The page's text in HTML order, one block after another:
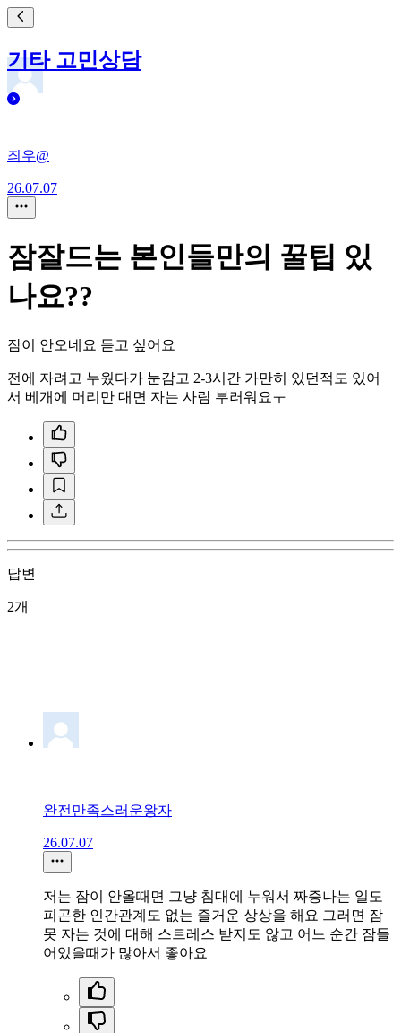
기타 고민상담
즤우@
26.07.07
잠잘드는 본인들만의 꿀팁 있
나요??
잠이 안오네요 듣고 싶어요
전에 자려고 누웠다가 눈감고 2-3시간 가만히 있던적도 있어
서 베개에 머리만 대면 자는 사람 부러워요ㅜ
답변
2개
완전만족스러운왕자
26.07.07
저는 잠이 안올때면 그냥 침대에 누워서 짜증나는 일도
피곤한 인간관계도 없는 즐거운 상상을 해요 그러면 잠
못 자는 것에 대해 스트레스 받지도 않고 어느 순간 잠들
어있을때가 많아서 좋아요